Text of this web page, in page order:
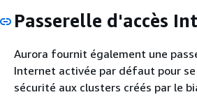
Passerelle d'accès
Aurora fournit également une
Internet activée par défaut pour
sécurité aux clusters créés par le